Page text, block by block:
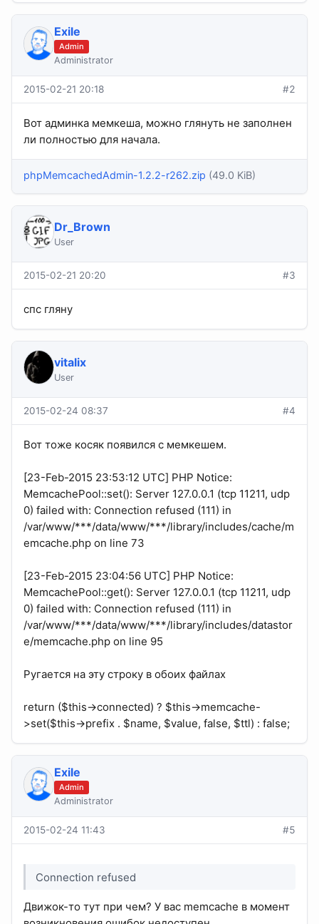
Exile
Admin
Administrator
2015-02-21 20:18 #2
Вот админка мемкеша, можно глянуть не заполнен
ли полностью для начала.
phpMemcachedAdmin-1.2.2-r262.zip (49.0 KiB)
Dr_Brown
User
2015-02-21 20:20 #3
спс гляну
vitalix
User
2015-02-24 08:37 #4
Вот тоже косяк появился с мемкешем.
[23-Feb-2015 23:53:12 UTC] PHP Notice:
MemcachePool::set(): Server 127.0.0.1 (tcp 11211, udp
0) failed with: Connection refused (111) in
/var/www/***/data/www/***/library/includes/cache/m
emcache.php on line 73
[23-Feb-2015 23:04:56 UTC] PHP Notice:
MemcachePool::get(): Server 127.0.0.1 (tcp 11211, udp
0) failed with: Connection refused (111) in
/var/www/***/data/www/***/library/includes/datastor
e/memcache.php on line 95
Ругается на эту строку в обоих файлах
return ($this->connected) ? $this->memcache-
>set($this->prefix . $name, $value, false, $ttl) : false;
Exile
Admin
Administrator
2015-02-24 11:43 #5
Connection refused
Движок-то тут при чем? У вас memcache в момент